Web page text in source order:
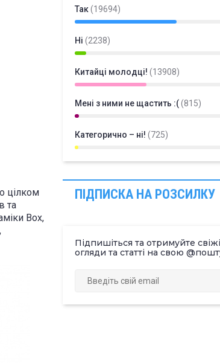
цілком
та
Box,
Так(19694)
Ні (2238)
Китайці молодці! (13908)
Мені з ними не щастить :((815)
Категорично – ні! (725)
ПІДПИСКА НА РОЗСИЛКУ
Підпишіться та отримуйте
огляди та статті на свою